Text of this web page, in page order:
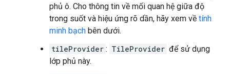
phủ ô. Cho thông tin về mối quan hệ giữa độ
trong suốt và hiệu ứng rõ dần, hãy xem về tính
minh bạch bên dưới.
tileProvider : TileProvider để sử dụng
lớp phủ này.